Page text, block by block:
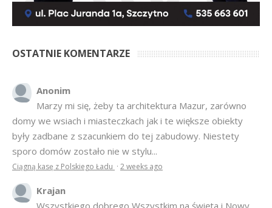
OSTATNIE KOMENTARZE
Anonim
Marzy mi się, żeby ta architektura Mazur, zarówno
domy we wsiach i miasteczkach jak i te większe obiekty
były zadbane z szacunkiem do tej zabudowy. Niestety
sporo domów zostało nie w stylu...
Ciągną kasę z Polskiego Ładu · 2 weeks ago
Krajan